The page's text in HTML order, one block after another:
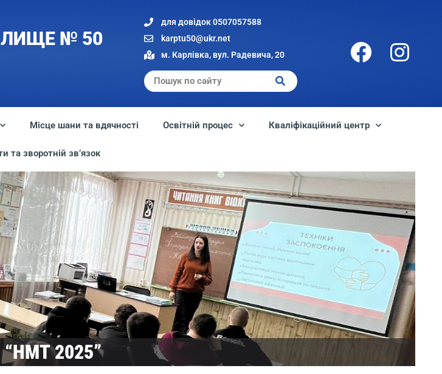
№ 50
для довідок 0507057588
karptu50@ukr.net
м. Карлівка, вул. Радевича, 20
Місце шани та вдячності Освітній процес Кваліфікаційний центр
та зворотній зв’язок
2025”